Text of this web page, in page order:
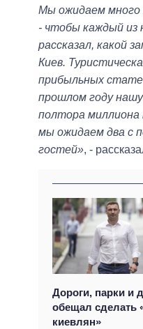
Мы ожидаем много
- чтобы каждый из
рассказал, какой
Киев.
прибыльных
прошлом году
полтора
мы ожидаем два с
гостей», -
Дороги, парки и
обещал сделать
киевлян»